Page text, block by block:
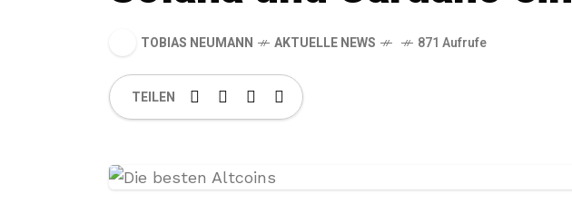
TOBIAS NEUMANN AKTUELLE NEWS 871 Aufrufe
TEILEN